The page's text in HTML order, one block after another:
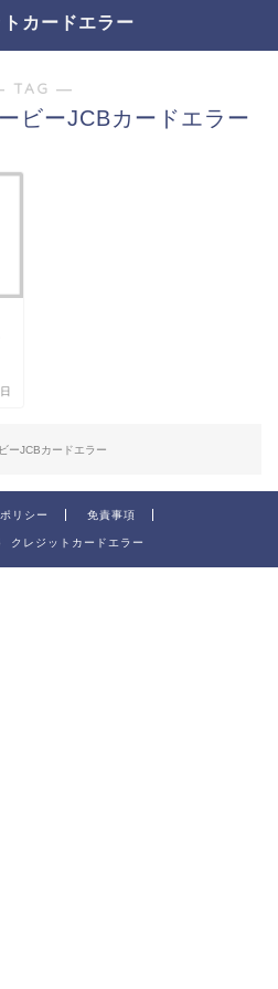
カードエラー
TAG ―
ビーJCBカードエラー
ーJCBカードエラー
リシー 免責事項
レジットカードエラー